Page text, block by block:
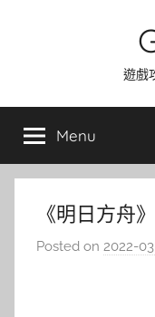
遊戲
Menu
《明日方舟
Posted on 2022-